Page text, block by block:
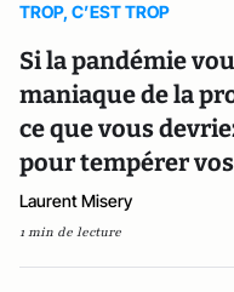
TROP, C’EST TROP
Si la pandémie
maniaque de la
ce que vous
pour tempérer
Laurent Misery
1 min de lecture